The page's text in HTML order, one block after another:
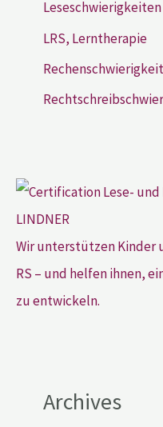
Leseschwierigkeiten
LRS, Lerntherapie
Wir unterstützen Kinder
RS – und helfen ihnen,
zu entwickeln.
Archives